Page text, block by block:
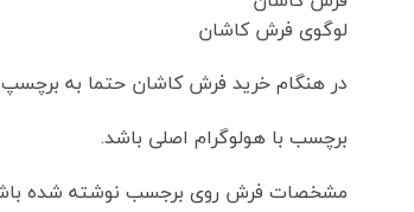
لوگوی فرش کاشان
در هنگام خرید فرش کاشان حتما به
برچسب با هولوگرام اصلی باشد.
مشخصات فرش روی برجسب نوشته شده